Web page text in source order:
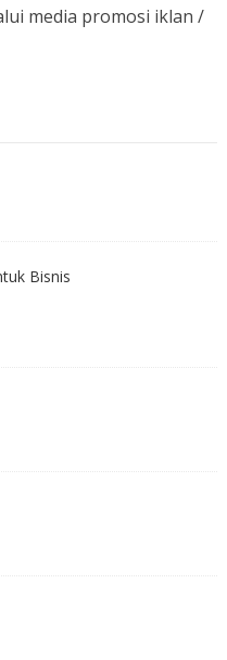
media promosi iklan /
Bisnis